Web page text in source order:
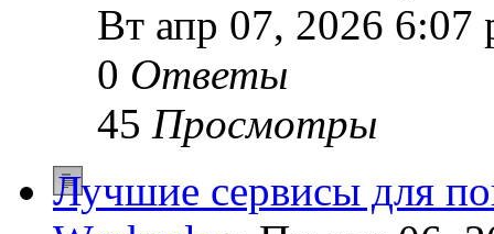
Вт апр 07, 2026 6:07
0 Ответы
45 Просмотры
Лучшие сервисы для